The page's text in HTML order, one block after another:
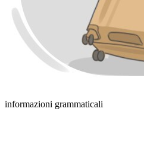
informazioni grammaticali